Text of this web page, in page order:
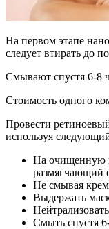
На первом этапе
следует втирать до
Смывают спустя 6-8
Стоимость одного
Провести
используя
На очищенную
размягчающий
Не смывая
Выдержать
Смыть спустя